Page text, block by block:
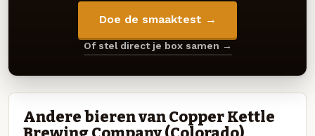
Doe de smaaktest →
Of stel direct je box samen →
Andere bieren van Copper Kettle